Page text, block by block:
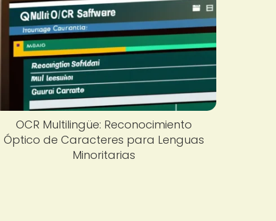
OCR Multilingüe: Reconocimiento
Óptico de Caracteres para Lenguas
Minoritarias